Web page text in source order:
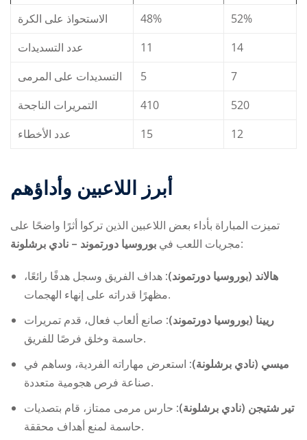
الاستحواذ على الكرة
48%
52%
عدد التسديدات
11
14
التسديدات على المرمى
5
7
التمريرات الناجحة
410
520
عدد الأخطاء
15 12
أبرز اللاعبين وأداؤهم
تميزت المباراة بأداء بعض اللاعبين الذين تركوا أثرًا واضحًا على
مجريات اللعب في بوروسيا دورتموند – نادي برشلونة :
هالاند (بوروسيا دورتموند): هداف الفريق وسجل هدفًا رائعًا،
مظهرًا قدراته على إنهاء الهجمات.
ريينا (بوروسيا دورتموند): صانع ألعاب فعال، قدم تمريرات
حاسمة وخلق فرصًا للفريق.
ميسي (نادي برشلونة): استعرض مهاراته الفردية، وساهم في
صناعة فرص هجومية متعددة.
تير شتيجن (نادي برشلونة): حارس مرمى ممتاز، قام بتصديات
حاسمة لمنع أهداف محققة.